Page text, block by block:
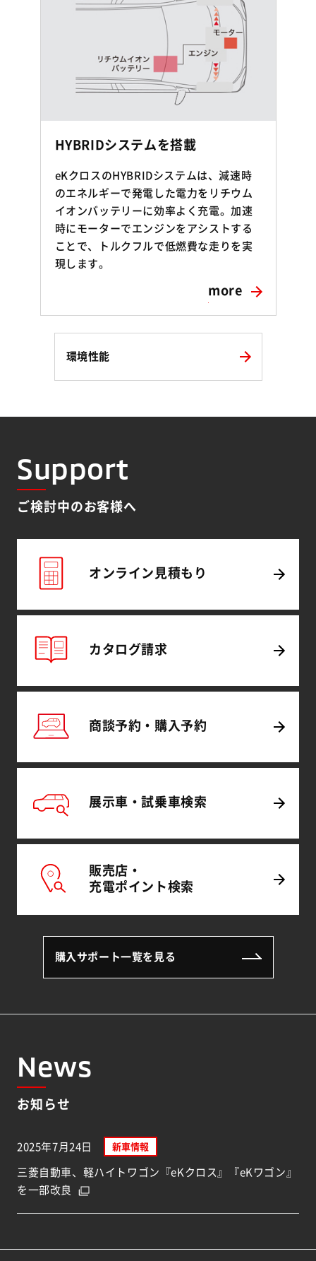
HYBRIDシステムを搭載
eKクロスのHYBRIDシステムは、減速時
のエネルギーで発電した電力をリチウム
イオンバッテリーに効率よく充電。加速
時にモーターでエンジンをアシストする
ことで、トルクフルで低燃費な走りを実
現します。
more
環境性能
Support
ご検討中のお客様へ
オンライン 見積もり
カタログ請求
商談予約・ 購入予約
展示車・試乗車検索
販売店・
充電ポイント検索
購入サポート一覧を見る
News
お知らせ
2025年7月24日 新車情報
三菱自動車、軽ハイトワゴン『eKクロス』『eKワゴン』
を一部改良